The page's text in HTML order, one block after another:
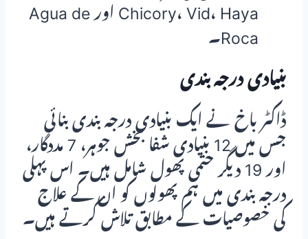
Chicory، Vid، Haya اور Agua de
Roca۔
بنیادی درجہ بندی
ڈاکٹر باخ نے ایک بنیادی درجہ بندی بنائی
جس میں 12 بنیادی شفا بخش جوہر، 7 مددگار،
اور 19 دیگر حتمی پھول شامل ہیں۔ اس پہلی
درجہ بندی میں ہم پھولوں کو ان کے علاج
کی خصوصیات کے مطابق تلاش کرتے ہیں۔